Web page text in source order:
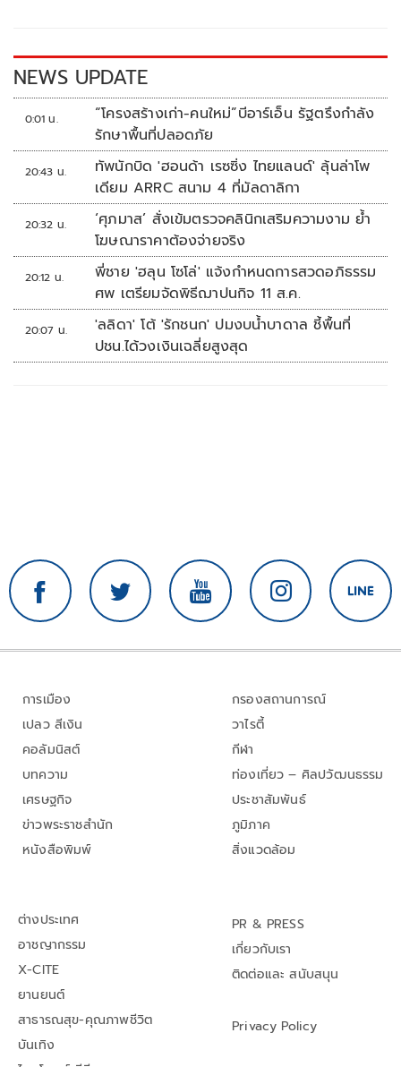
k k
NEWS UPDATE
0:01 น.
“โครงสร้างเก่า-คนใหม่”บีอาร์เอ็น รัฐตรึงกำลัง
รักษาพื้นที่ปลอดภัย
20:43 น.
ทัพนักบิด 'ฮอนด้า เรซซิ่ง ไทยแลนด์' ลุ้นล่าโพ
เดียม ARRC สนาม 4 ที่มัลดาลิกา
20:32 น.
‘ศุภมาส’ สั่งเข้มตรวจคลินิกเสริมความงาม ย้ำ
โฆษณาราคาต้องจ่ายจริง
20:12 น.
พี่ชาย 'ฮลุน โซโล่' แจ้งกำหนดการสวดอภิธรรม
ศพ เตรียมจัดพิธีฌาปนกิจ 11 ส.ค.
20:07 น.
'ลลิดา' โต้ 'รักชนก' ปมงบน้ำบาดาล ชี้พื้นที่
ปชน.ได้วงเงินเฉลี่ยสูงสุด
การเมือง
เปลว สีเงิน
คอลัมนิสต์
บทความ
เศรษฐกิจ
ข่าวพระราชสำนัก
หนังสือพิมพ์
กรองสถานการณ์
วาไรตี้
กีฬา
ท่องเที่ยว – ศิลปวัฒนธรรม
ประชาสัมพันธ์
ภูมิภาค
สิ่งแวดล้อม
ต่างประเทศ
อาชญากรรม
X-CITE
ยานยนต์
สาธารณสุข-คุณภาพชีวิต
บันเทิง
PR & PRESS
เกี่ยวกับเรา
ติดต่อและ สนับสนุน
Privacy Policy